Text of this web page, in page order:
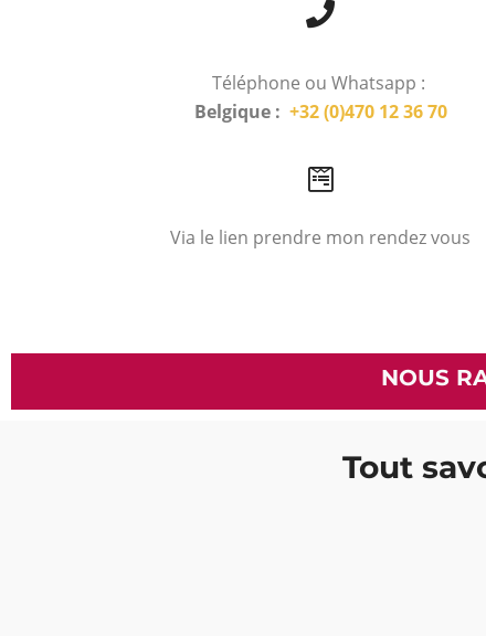
Téléphone ou Whatsapp :
Belgique : +32 (0)470 12 36 70
Via le lien prendre mon rendez vous
NOUS
Tout